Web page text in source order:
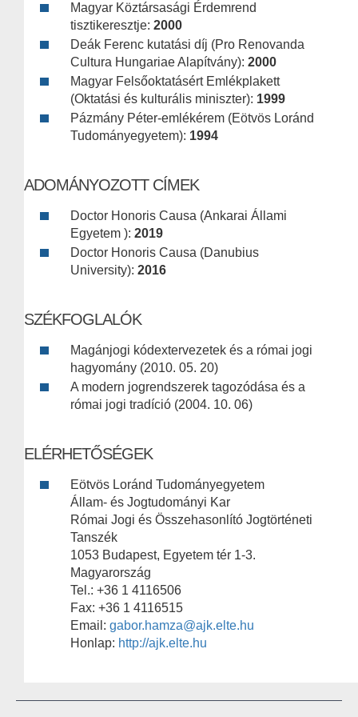
Magyar Köztársasági Érdemrend
tisztikeresztje: 2000
Deák Ferenc kutatási díj (Pro Renovanda
Cultura Hungariae Alapítvány): 2000
Magyar Felsőoktatásért Emlékplakett
(Oktatási és kulturális miniszter): 1999
Pázmány Péter-emlékérem (Eötvös Loránd
Tudományegyetem): 1994
ADOMÁNYOZOTT CÍMEK
Doctor Honoris Causa (Ankarai Állami
Egyetem ): 2019
Doctor Honoris Causa (Danubius
University): 2016
SZÉKFOGLALÓK
Magánjogi kódextervezetek és a római jogi
hagyomány (2010. 05. 20)
A modern jogrendszerek tagozódása és a
római jogi tradíció (2004. 10. 06)
ELÉRHETŐSÉGEK
Eötvös Loránd Tudományegyetem
Állam- és Jogtudományi Kar
Római Jogi és Összehasonlító Jogtörténeti
Tanszék
1053 Budapest, Egyetem tér 1-3.
Magyarország
Tel.: +36 1 4116506
Fax: +36 1 4116515
Email: gabor.hamza@ajk.elte.hu
Honlap: http://ajk.elte.hu